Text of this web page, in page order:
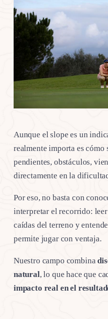
Aunque el slope es un
realmente importa es cómo
pendientes, obstáculos,
directamente en la
Por eso, no basta con
interpretar el recorrido:
caídas del terreno y
permite jugar con ventaja.
Nuestro campo combina
natural, lo que hace que
impacto real en el